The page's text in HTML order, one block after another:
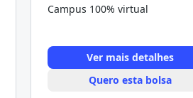
Campus 100% virtual
Ver mais detalhes
Quero esta bolsa